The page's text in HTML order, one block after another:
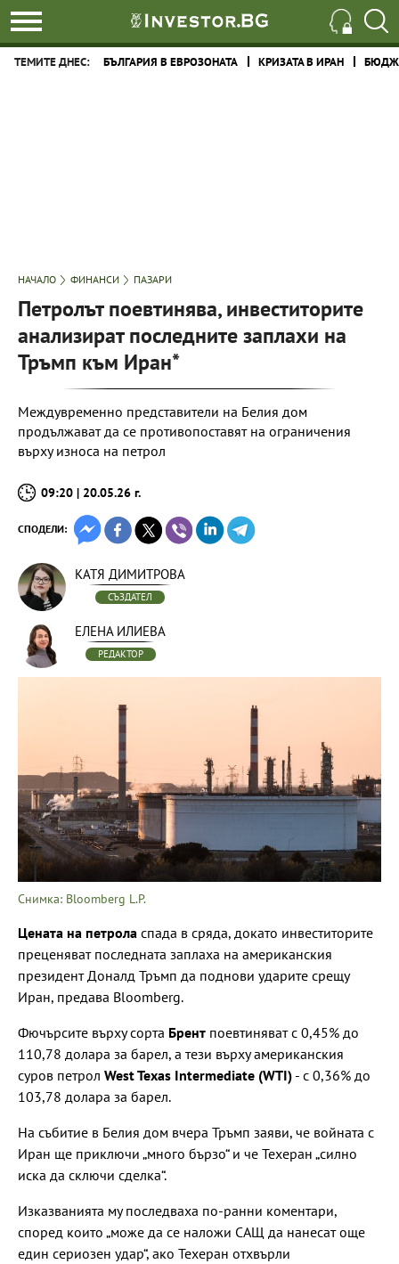
ТЕМИТЕ ДНЕС: БЪЛГАРИЯ В ЕВРОЗОНАТА КРИЗАТА В ИРАН
НАЧАЛО ФИНАНСИ ПАЗАРИ
Петролът поевтинява, инвеститорите
анализират последните заплахи на
Тръмп към Иран*
Междувременно представители на Белия дом
продължават да се противопоставят на ограничения
върху износа на петрол
09:20 | 20.05.26 г.
СПОДЕЛИ:
КАТЯ ДИМИТРОВА
СЪЗДАТЕЛ
ЕЛЕНА ИЛИЕВА
РЕДАКТОР
Снимка: Bloomberg L.P.
Цената на петрола спада в сряда, докато инвеститорите
преценяват последната заплаха на американския
президент Доналд Тръмп да поднови ударите срещу
Иран, предава Bloomberg.
Фючърсите върху сорта Брент поевтиняват с 0,45% до
110,78 долара за барел, а тези върху американския
суров петрол West Texas Intermediate (WTI) - с 0,36% до
103,78 долара за барел.
На събитие в Белия дом вчера Тръмп заяви, че войната с
Иран ще приключи „много бързо“ и че Техеран „силно
иска да сключи сделка“.
Изказванията му последваха по-ранни коментари,
според които „може да се наложи САЩ да нанесат още
един сериозен удар“, ако Техеран отхвърли